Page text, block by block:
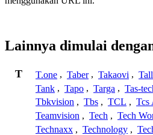
Lainnya dimulai
T T.one , Taber , Takaovi ,
Tank , Tapo , Targa , Tas-
Tbkvision , Tbs , TCL , Tcs
Teamvision , Tech , Tech
Technaxx , Technology ,